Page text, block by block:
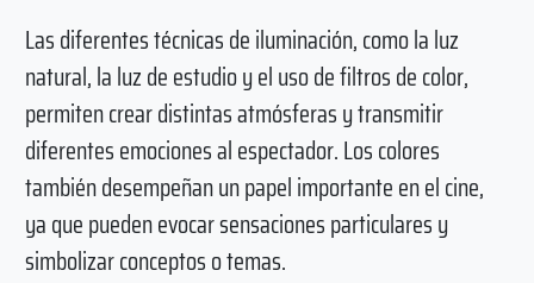
Las diferentes técnicas de iluminación, como la luz
natural, la luz de estudio y el uso de filtros de color,
permiten crear distintas atmósferas y transmitir
diferentes emociones al espectador. Los colores
también desempeñan un papel importante en el cine,
ya que pueden evocar sensaciones particulares y
simbolizar conceptos o temas.